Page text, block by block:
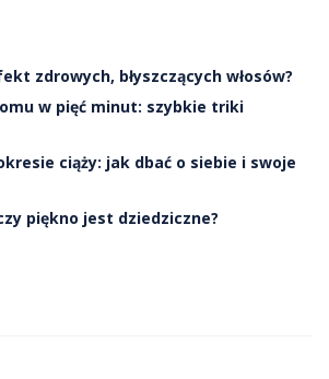
zdrowych, błyszczących włosów?
w pięć minut: szybkie triki
ciąży: jak dbać o siebie i swoje
piękno jest dziedziczne?